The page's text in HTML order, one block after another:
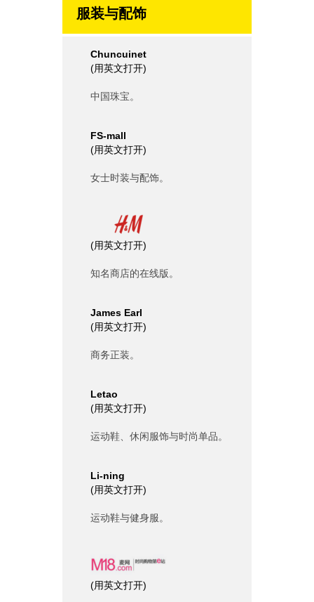
服装与配饰
Chuncuinet
(用英文打开)
中国珠宝。
FS-mall
(用英文打开)
女士时装与配饰。
(用英文打开)
知名商店的在线版。
James Earl
(用英文打开)
商务正装。
Letao
(用英文打开)
运动鞋、休闲服饰与时尚单品。
Li-ning
(用英文打开)
运动鞋与健身服。
(用英文打开)